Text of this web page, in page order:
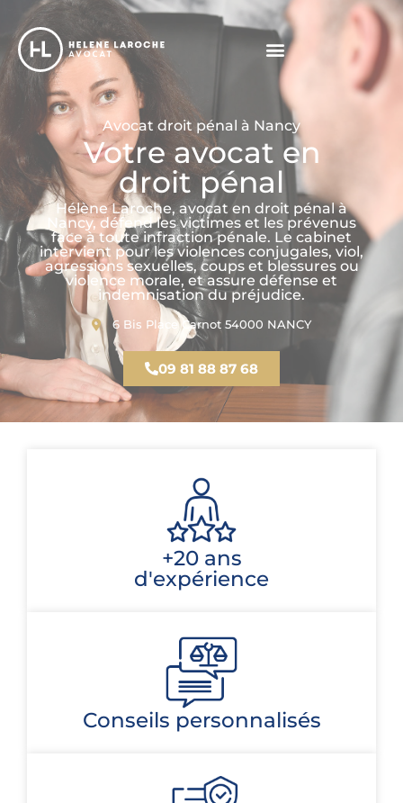
Avocat droit pénal à Nancy
Votre avocat en
droit pénal
Hélène Laroche, avocat en droit pénal à
Nancy, défend les victimes et les prévenus
face à toute infraction pénale. Le cabinet
intervient pour les violences conjugales, viol,
agressions sexuelles, coups et blessures ou
violence morale, et assure défense et
indemnisation du préjudice.
6 Bis Place Carnot 54000 NANCY
09 81 88 87 68
+20 ans
d'expérience
Conseils personnalisés